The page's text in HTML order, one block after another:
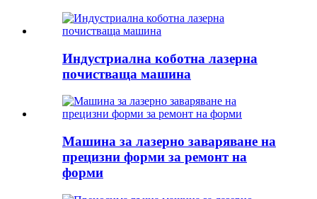
Индустриална коботна лазерна
почистваща машина
Машина за лазерно заваряване на
прецизни форми за ремонт на
форми